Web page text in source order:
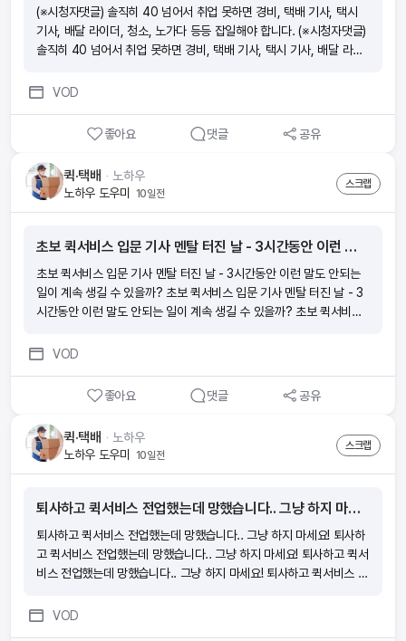
10만원 ■ 시험이 많이 어렵나요? 아니요! 하지만, 모의고사 문제와
답만 외우면 헷갈릴 수 있으니 보기 내용의 이해가 필요해요. (예) 모의
고사에서 ‘틀린 것’은? 으로 외웠는데, 실제 시험에서는 ‘맞는 것을 고
점수를 70점 이상 목표로 반복적으로 풀면서 점차 점수를 높여보세
전’탭에서 원하는 시험 일정에 맞춰 시험신청을 해보세요. 2. 시험일 2
~3주 전부터 동영상강의,모의고사, 요약정리를 반복해서 하루에 일정
시간을 정해두고 벼락치기로 집중도를 높여보세요. 모의고사는 최소 4
~5번 풀어 보시는 게 좋아요. 3. 시험 직전에는 실제 시험처럼 PDF파
일을 출력하여 모의고사를 풀어보는 것도 좋아요! 시험안내 문자도 꼼
격입니다!
(※시청자댓글) 솔직히 40 넘어서 취업 못하면 경비, 택배 기사, 택시
기사, 배달 라이더, 청소, 노가다 등등 잡일해야 합니다. (※시청자댓글)
솔직히 40 넘어서 취업 못하면 경비, 택배 기사, 택시 기사, 배달 라이
어서 취업 못하면 경비, 택배 기사, 택시 기사, 배달 라이더, 청소, 노가
면 경비, 택배 기사, 택시 기사, 배달 라이더, 청소, 노가다 등등 잡일해
VOD
좋아요 댓글 공유
퀵·택배 ᆞ 노하우
노하우 도우미
10일전
스크랩
초보 퀵서비스 입문 기사 멘탈 터진 날 - 3시간동안 이런 말도 안되는 일이 계속 생길 수 있을까?
초보 퀵서비스 입문 기사 멘탈 터진 날 - 3시간동안 이런 말도 안되는
일이 계속 생길 수 있을까? 초보 퀵서비스 입문 기사 멘탈 터진 날 - 3
시간동안 이런 말도 안되는 일이 계속 생길 수 있을까? 초보 퀵서비스
수 있을까? 초보 퀵서비스 입문 기사 멘탈 터진 날 - 3시간동안 이런
VOD
좋아요 댓글 공유
퀵·택배 ᆞ 노하우
노하우 도우미
10일전
스크랩
퇴사하고 퀵서비스 전업했는데 망했습니다.. 그냥 하지 마세요!
퇴사하고 퀵서비스 전업했는데 망했습니다.. 그냥 하지 마세요! 퇴사하
고 퀵서비스 전업했는데 망했습니다.. 그냥 하지 마세요! 퇴사하고 퀵서
비스 전업했는데 망했습니다.. 그냥 하지 마세요! 퇴사하고 퀵서비스 전
VOD